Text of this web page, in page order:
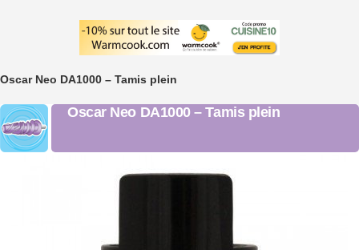
Oscar Neo DA1000 – Tamis plein
Oscar Neo DA1000 – Tamis plein